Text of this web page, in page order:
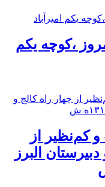
،کوچه یکم
کم‌نظیر از
البرز